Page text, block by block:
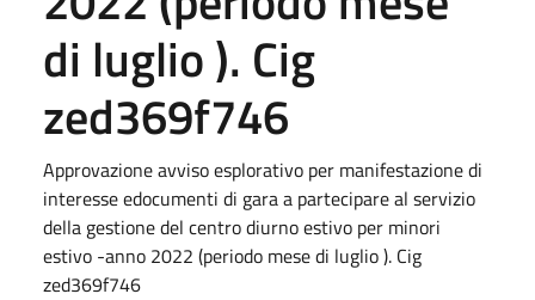
di luglio ). Cig
zed369f746
Approvazione avviso esplorativo per manifestazione di
interesse edocumenti di gara a partecipare al servizio
della gestione del centro diurno estivo per minori
estivo -anno 2022 (periodo mese di luglio ). Cig
zed369f746